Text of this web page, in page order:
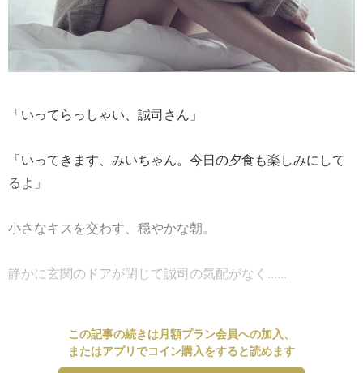
「いってらっしゃい、誠司さん」
「いってきます、みいちゃん。今日の夕食も楽しみにして
るよ」
小さなキスを交わす、穏やかな朝。
静かに玄関のドアが閉じて誠司の気配がなく......
この記事の続きは月額プラン会員への加入、
またはアプリでコイン購入をすると読めます